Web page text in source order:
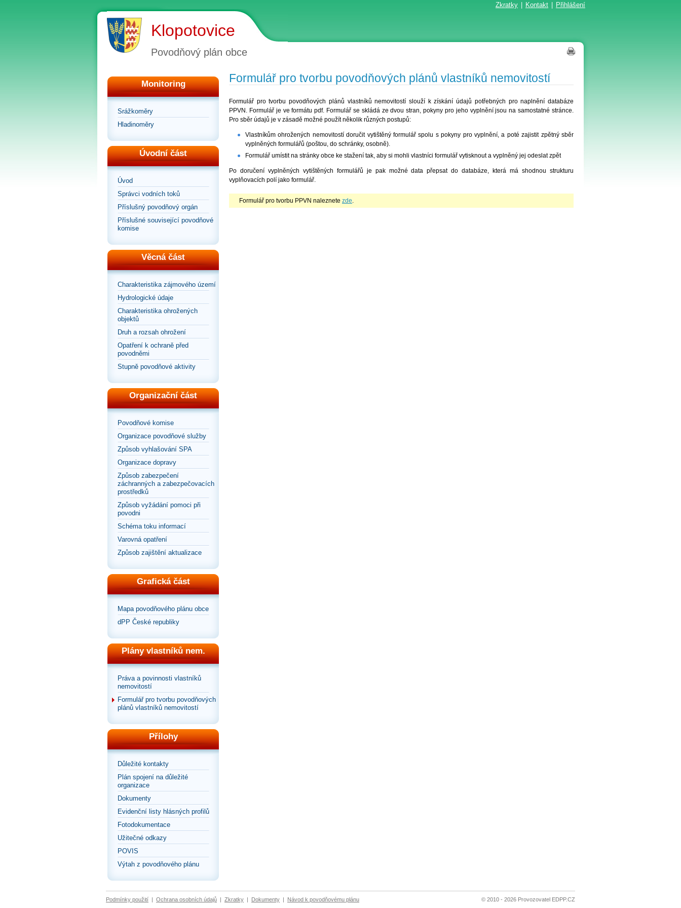
Zkratky Kontakt Přihlášení
Klopotovice
Povodňový plán obce
Monitoring
Srážkoměry
Hladinoměry
Úvodní část
Úvod
Správci vodních toků
Příslušný povodňový orgán
Příslušné související povodňové
komise
Věcná část
Charakteristika zájmového území
Hydrologické údaje
Charakteristika ohrožených
objektů
Druh a rozsah ohrožení
Opatření k ochraně před
povodněmi
Stupně povodňové aktivity
Organizační část
Povodňové komise
Organizace povodňové služby
Způsob vyhlašování SPA
Organizace dopravy
Způsob zabezpečení
záchranných a zabezpečovacích
prostředků
Způsob vyžádání pomoci při
povodni
Schéma toku informací
Varovná opatření
Způsob zajištění aktualizace
Grafická část
Mapa povodňového plánu obce
dPP České republiky
Plány vlastníků nem.
Práva a povinnosti vlastníků
nemovitostí
Formulář pro tvorbu povodňových
plánů vlastníků nemovitostí
Přílohy
Důležité kontakty
Plán spojení na důležité
organizace
Dokumenty
Evidenční listy hlásných profilů
Fotodokumentace
Užitečné odkazy
POVIS
Výtah z povodňového plánu
Formulář pro tvorbu povodňových plánů vlastníků nemovitostí
Formulář pro tvorbu povodňových plánů vlastníků nemovitostí slouží k získání údajů potřebných pro naplnění databáze
PPVN. Formulář je ve formátu pdf. Formulář se skládá ze dvou stran, pokyny pro jeho vyplnění jsou na samostatné stránce.
Pro sběr údajů je v zásadě možné použít několik různých postupů:
Vlastníkům ohrožených nemovitostí doručit vytištěný formulář spolu s pokyny pro vyplnění, a poté zajistit zpětný sběr
vyplněných formulářů (poštou, do schránky, osobně).
Formulář umístit na stránky obce ke stažení tak, aby si mohli vlastníci formulář vytisknout a vyplněný jej odeslat zpět
Po doručení vyplněných vytištěných formulářů je pak možné data přepsat do databáze, která má shodnou strukturu
vyplňovacích polí jako formulář.
Formulář pro tvorbu PPVN naleznete zde.
Podmínky použití | Ochrana osobních údajů | Zkratky | Dokumenty | Návod k povodňovému plánu © 2010 - 2026 Provozovatel EDPP.CZ